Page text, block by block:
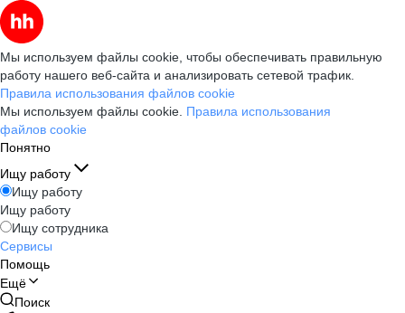
Мы используем файлы cookie, чтобы обеспечивать правильную
работу нашего веб-сайта и анализировать сетевой трафик.
Правила использования файлов cookie
Мы используем файлы cookie. Правила использования
файлов cookie
Понятно
Ищу работу
Ищу работу
Ищу работу
Ищу сотрудника
Сервисы
Помощь
Ещё
Поиск